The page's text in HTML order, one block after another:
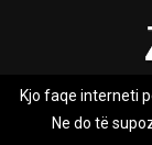
Rreth nesh
Kjo faqe interneti
Ne do të